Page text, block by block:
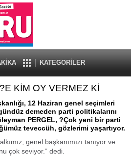
KATEGORİLER
KİM OY VERMEZ Kİ
12 Haziran genel seçimleri
demeden parti politikalarını
PERGEL, ?Çok yeni bir parti
teveccüh, gözlerimi yaşartıyor.
genel başkanımızı tanıyor ve
çok seviyor.” dedi.